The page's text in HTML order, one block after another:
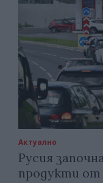
Актуално
Русия
продукти